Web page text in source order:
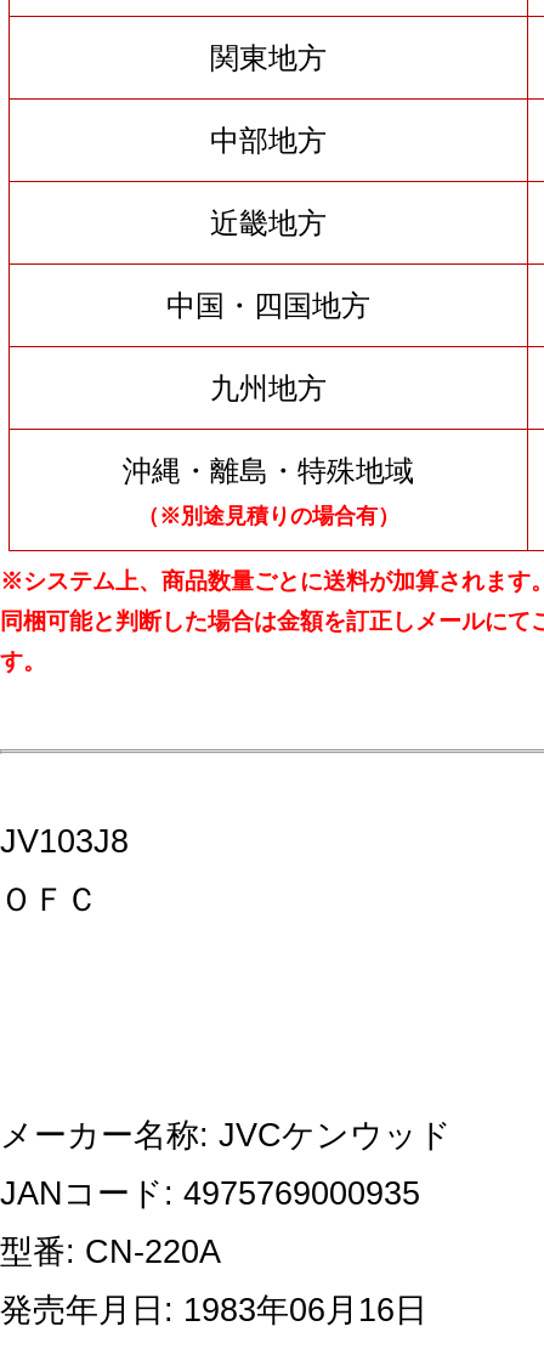
関東地方
中部地方
近畿地方
中国・四国地方
九州地方
沖縄・離島・特殊地域
（※別途見積りの場合有）
※システム上、商品数量ごとに送料が加算されます
同梱可能と判断した場合は金額を訂正しメールにて
す。
JV103J8
ＯＦＣ
メーカー名称: JVCケンウッド
JANコード: 4975769000935
型番: CN-220A
発売年月日: 1983年06月16日